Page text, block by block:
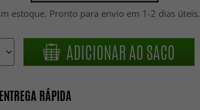
estoque. Pronto para envio em 1-2 dias úteis.
ADICIONAR AO SACO
RÁPIDA